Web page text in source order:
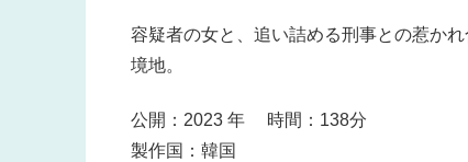
容疑者の女と、追い詰める刑事との惹か
境地。
公開：2023 年 時間：138分
製作国：韓国